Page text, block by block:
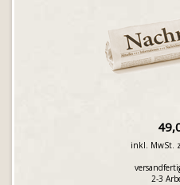
inkl. MwSt.
2-3